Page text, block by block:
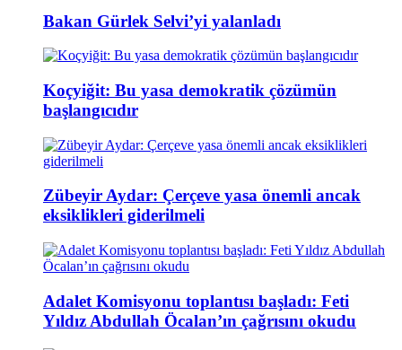
Bakan Gürlek Selvi’yi yalanladı
Koçyiğit: Bu yasa demokratik çözümün
başlangıcıdır
Zübeyir Aydar: Çerçeve yasa önemli ancak
eksiklikleri giderilmeli
Adalet Komisyonu toplantısı başladı: Feti
Yıldız Abdullah Öcalan’ın çağrısını okudu